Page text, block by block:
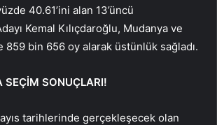
40.61’ini alan 13’üncü
Kemal Kılıçdaroğlu, Mudanya ve
bin 656 oy alarak üstünlük sağladı.
SEÇİM SONUÇLARI!
tarihlerinde gerçekleşecek olan